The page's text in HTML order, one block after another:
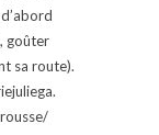
goûter
sa route).